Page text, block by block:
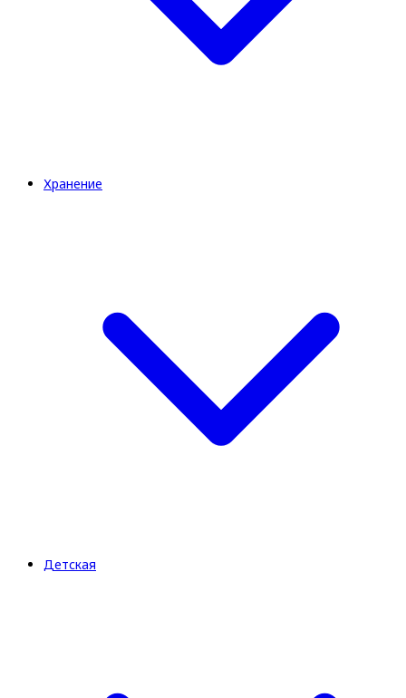
Хранение
Детская